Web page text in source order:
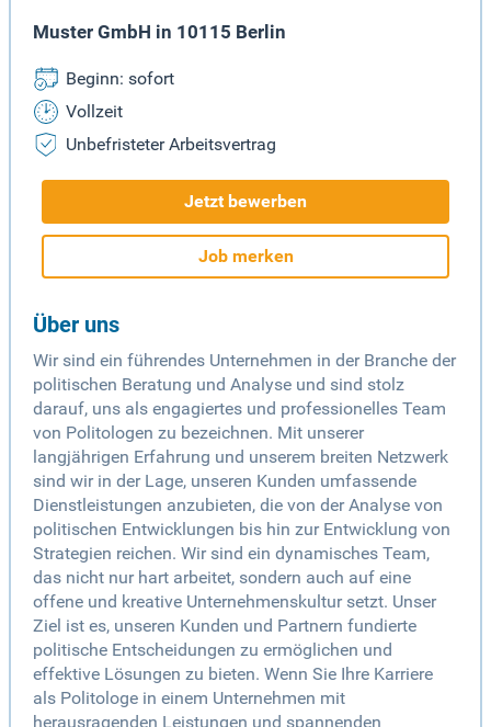
Muster GmbH in 10115 Berlin
Beginn: sofort
Vollzeit
Unbefristeter Arbeitsvertrag
Jetzt bewerben
Job merken
Über uns
Wir sind ein führendes Unternehmen in der Branche der
politischen Beratung und Analyse und sind stolz
darauf, uns als engagiertes und professionelles Team
von Politologen zu bezeichnen. Mit unserer
langjährigen Erfahrung und unserem breiten Netzwerk
sind wir in der Lage, unseren Kunden umfassende
Dienstleistungen anzubieten, die von der Analyse von
politischen Entwicklungen bis hin zur Entwicklung von
Strategien reichen. Wir sind ein dynamisches Team,
das nicht nur hart arbeitet, sondern auch auf eine
offene und kreative Unternehmenskultur setzt. Unser
Ziel ist es, unseren Kunden und Partnern fundierte
politische Entscheidungen zu ermöglichen und
effektive Lösungen zu bieten. Wenn Sie Ihre Karriere
als Politologe in einem Unternehmen mit
herausragenden Leistungen und spannenden